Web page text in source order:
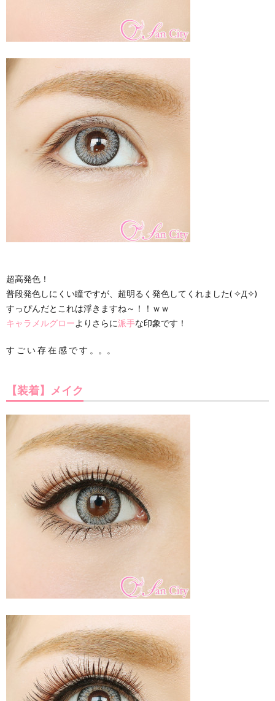
超高発色！
普段発色しにくい瞳ですが、超明るく発色してくれました( ✧Д✧)
すっぴんだとこれは浮きますね～！！ｗｗ
キャラメルグローよりさらに派手な印象です！
す ご い 存 在 感 で す 。。。
【装着】メイク